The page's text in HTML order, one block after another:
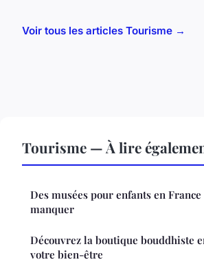
Voir tous les articles Tourisme →
Tourisme — À lire
Des musées pour enfants en France
manquer
Découvrez la boutique bouddhiste
votre bien-être